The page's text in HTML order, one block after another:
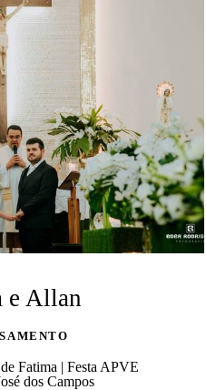
e Allan
Fatima | Festa APVE
dos Campos